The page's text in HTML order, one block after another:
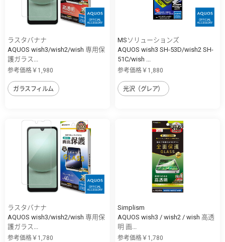
ラスタバナナ
AQUOS wish3/wish2/wish 専用保
護ガラス...
参考価格￥1,980
ガラスフィルム
MSソリューションズ
AQUOS wish3 SH-53D/wish2 SH-
51C/wish ...
参考価格￥1,880
光沢（グレア）
ラスタバナナ
AQUOS wish3/wish2/wish 専用保
護ガラス...
参考価格￥1,780
Simplism
AQUOS wish3 / wish2 / wish 高透
明 画...
参考価格￥1,780